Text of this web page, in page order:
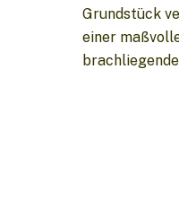
Grundstück
einer